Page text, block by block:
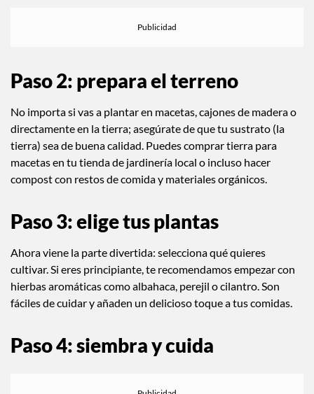
Paso 2: prepara el terreno
No importa si vas a plantar en macetas, cajones de madera o
directamente en la tierra; asegúrate de que tu sustrato (la
tierra) sea de buena calidad. Puedes comprar tierra para
macetas en tu tienda de jardinería local o incluso hacer
compost con restos de comida y materiales orgánicos.
Paso 3: elige tus plantas
Ahora viene la parte divertida: selecciona qué quieres
cultivar. Si eres principiante, te recomendamos empezar con
hierbas aromáticas como albahaca, perejil o cilantro. Son
fáciles de cuidar y añaden un delicioso toque a tus comidas.
Paso 4: siembra y cuida